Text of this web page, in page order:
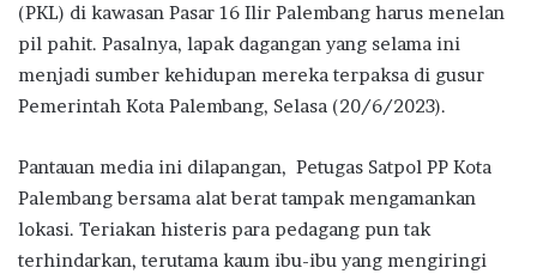
(PKL) di kawasan Pasar 16 Ilir Palembang harus menelan
pil pahit. Pasalnya, lapak dagangan yang selama ini
menjadi sumber kehidupan mereka terpaksa di gusur
Pemerintah Kota Palembang, Selasa (20/6/2023).
Pantauan media ini dilapangan, Petugas Satpol PP Kota
Palembang bersama alat berat tampak mengamankan
lokasi. Teriakan histeris para pedagang pun tak
terhindarkan, terutama kaum ibu-ibu yang mengiringi